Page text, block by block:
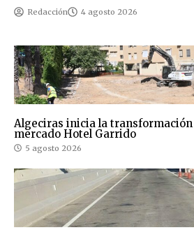
Redacción 4 agosto 2026
Algeciras inicia la
mercado Hotel Garrido
5 agosto 2026